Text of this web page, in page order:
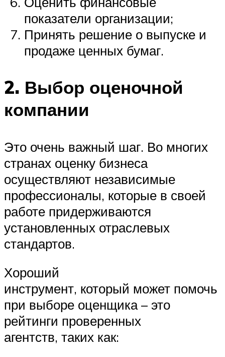
показатели организации;
Принять решение о выпуске и
продаже ценных бумаг.
2. Выбор оценочной
компании
Это очень важный шаг. Во многих
странах оценку бизнеса
осуществляют независимые
профессионалы, которые в своей
работе придерживаются
установленных отраслевых
стандартов.
Хороший
инструмент, который может помочь
при выборе оценщика – это
рейтинги проверенных
агентств, таких как: